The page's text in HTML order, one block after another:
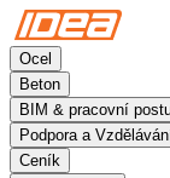
Ocel
Beton
BIM & pracovní
Podpora a
Ceník